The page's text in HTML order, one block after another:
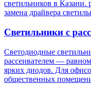
светильников в Казани.
замена драйвера
Светильники с
Светодиодные
рассеивателем —
ярких диодов. Для
общественных